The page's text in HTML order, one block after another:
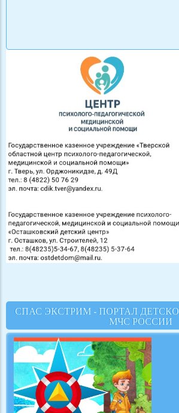
СПАС ЭКСТРИМ - ПОРТАЛ
МЧС РОССИИ